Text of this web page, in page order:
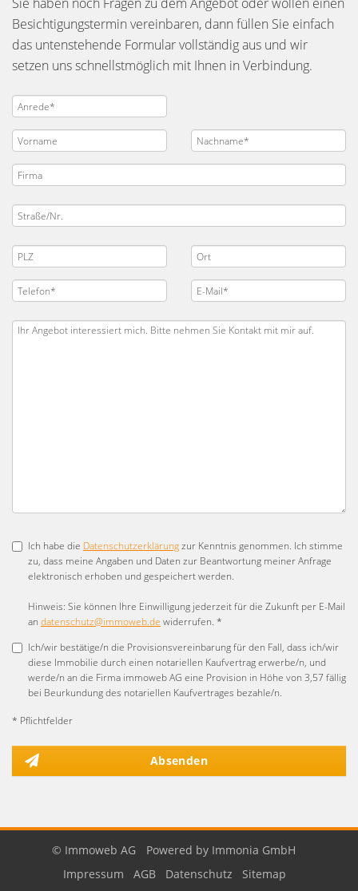
Besichtigungstermin vereinbaren, dann füllen Sie einfach
das untenstehende Formular vollständig aus und wir
setzen uns schnellstmöglich mit Ihnen in Verbindung.
Ich habe die Datenschutzerklärungzur Kenntnis genommen. Ich stimme
zu, dass meine Angaben und Daten zur Beantwortung meiner Anfrage
elektronisch erhoben und gespeichert werden.
Hinweis: Sie können Ihre Einwilligung jederzeit für die Zukunft per E-Mail
an datenschutz@immoweb.de widerrufen. *
Ich/wir bestätige/n die Provisionsvereinbarung für den Fall, dass ich/wir
diese Immobilie durch einen notariellen Kaufvertrag erwerbe/n, und
werde/n an die Firma immoweb AG eine Provision in Höhe von 3,57 fällig
bei Beurkundung des notariellen Kaufvertrages bezahle/n.
* Pflichtfelder
Absenden
© Immoweb AG
Powered by Immonia GmbH
Impressum
AGB Datenschutz Sitemap